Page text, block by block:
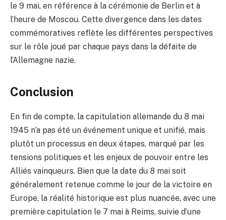
le 9 mai, en référence à la cérémonie de Berlin et à
l’heure de Moscou. Cette divergence dans les dates
commémoratives reflète les différentes perspectives
sur le rôle joué par chaque pays dans la défaite de
l’Allemagne nazie.
Conclusion
En fin de compte, la capitulation allemande du 8 mai
1945 n’a pas été un événement unique et unifié, mais
plutôt un processus en deux étapes, marqué par les
tensions politiques et les enjeux de pouvoir entre les
Alliés vainqueurs. Bien que la date du 8 mai soit
généralement retenue comme le jour de la victoire en
Europe, la réalité historique est plus nuancée, avec une
première capitulation le 7 mai à Reims, suivie d’une